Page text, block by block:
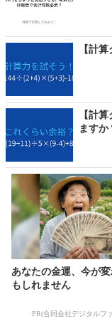
【計
【計
ますか
あなたの金運、今が
もしれません
PR(合同会社デジタルフ